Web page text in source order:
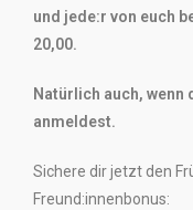
und jede:r von euch
20,00.
Natürlich auch,
anmeldest.
Sichere dir jetzt den
Freund:innenbonus: